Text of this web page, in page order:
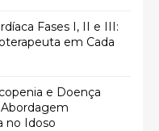
Fases I, II e III:
em Cada
e Doença
Abordagem
no Idoso